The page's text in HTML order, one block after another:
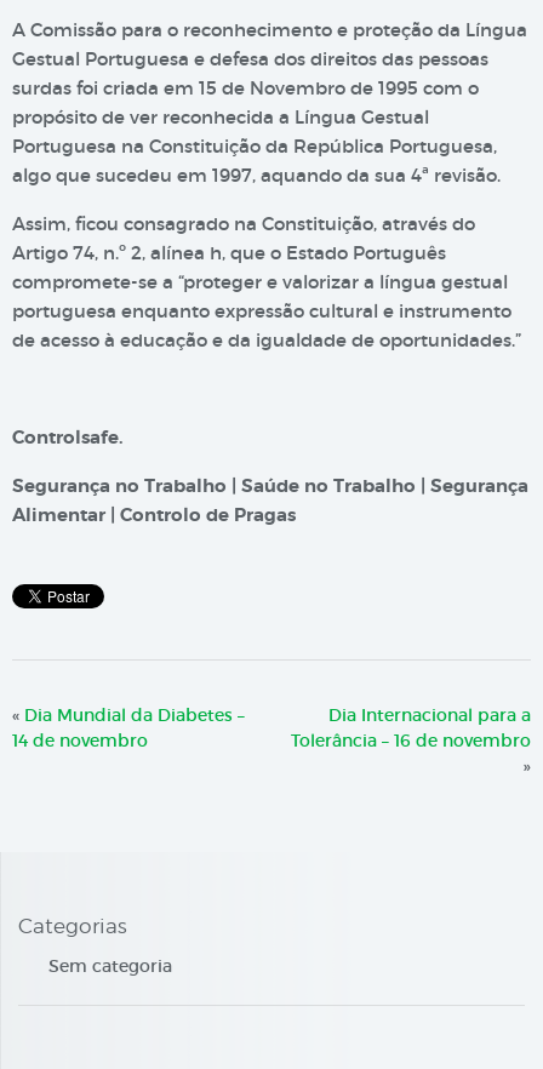
A Comissão para o reconhecimento e proteção da Língua
Gestual Portuguesa e defesa dos direitos das pessoas
surdas foi criada em 15 de Novembro de 1995 com o
propósito de ver reconhecida a Língua Gestual
Portuguesa na Constituição da República Portuguesa,
algo que sucedeu em 1997, aquando da sua 4ª revisão.
Assim, ficou consagrado na Constituição, através do
Artigo 74, n.º 2, alínea h, que o Estado Português
compromete-se a “proteger e valorizar a língua gestual
portuguesa enquanto expressão cultural e instrumento
de acesso à educação e da igualdade de oportunidades.”
Controlsafe.
Segurança no Trabalho | Saúde no Trabalho | Segurança
Alimentar | Controlo de Pragas
« Dia Mundial da Diabetes –
14 de novembro
Dia Internacional para a
Tolerância – 16 de novembro
»
Categorias
Sem categoria